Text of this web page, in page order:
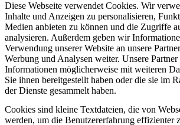
Diese Webseite verwendet Cookies. Wir
Inhalte und Anzeigen zu personalisieren,
Medien anbieten zu können und die Zugriffe
analysieren. Außerdem geben wir
Verwendung unserer Website an unsere
Werbung und Analysen weiter. Unsere Partner
Informationen möglicherweise mit weiteren
Sie ihnen bereitgestellt haben oder die sie im
der Dienste gesammelt haben.
Cookies sind kleine Textdateien, die von
werden, um die Benutzererfahrung effizienter